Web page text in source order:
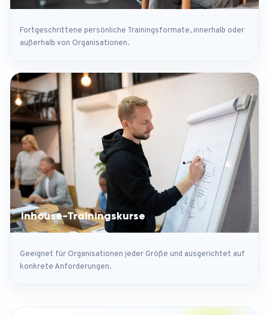
Fortgeschrittene persönliche Trainingsformate, innerhalb oder
außerhalb von Organisationen.
Inhouse-Trainingskurse
Geeignet für Organisationen jeder Größe und ausgerichtet auf
konkrete Anforderungen.